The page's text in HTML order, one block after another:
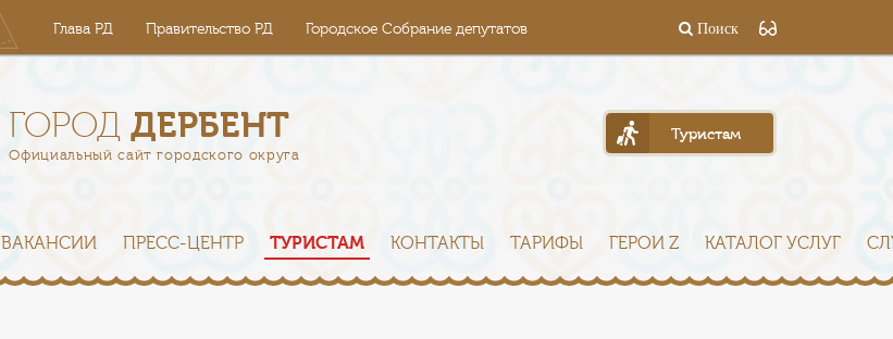
Глава РД Правительство РД Городское Собрание депутатов Поиск
ГОРОДДЕРБЕНТ
Официальный сайт городского округа
Туристам
ВАКАНСИИ ПРЕСС-ЦЕНТР ТУРИСТАМ КОНТАКТЫ ТАРИФЫ ГЕРОИ Z КАТАЛОГ УСЛУГ